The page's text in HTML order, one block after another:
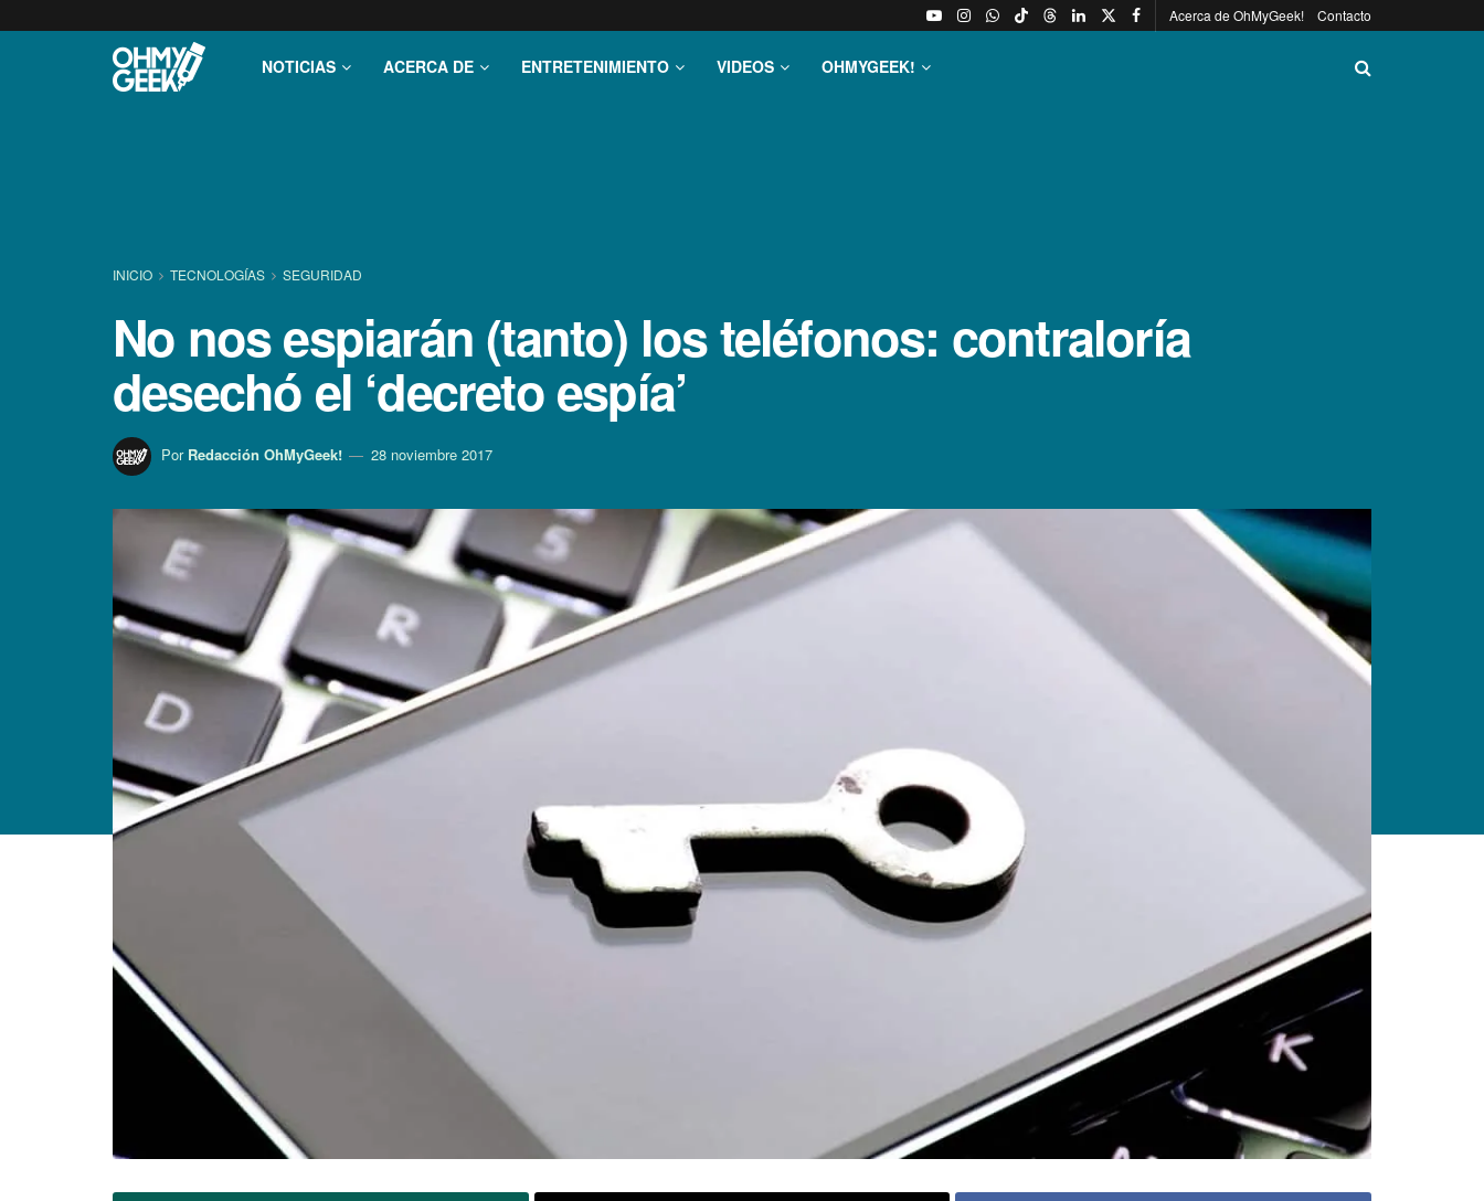
Acerca de OhMyGeek! Contacto
NOTICIAS ACERCA DE ENTRETENIMIENTO VIDEOS OHMYGEEK!
INICIO TECNOLOGÍ­AS SEGURIDAD
No nos espiarán (tanto) los teléfonos: contralorí­a
desechó el ‘decreto espí­a’
Por Redacción OhMyGeek! 28 noviembre 2017